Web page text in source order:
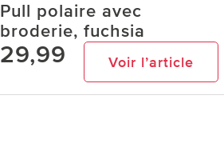
Pull polaire avec
broderie, fuchsia
29,99 Voir l’article